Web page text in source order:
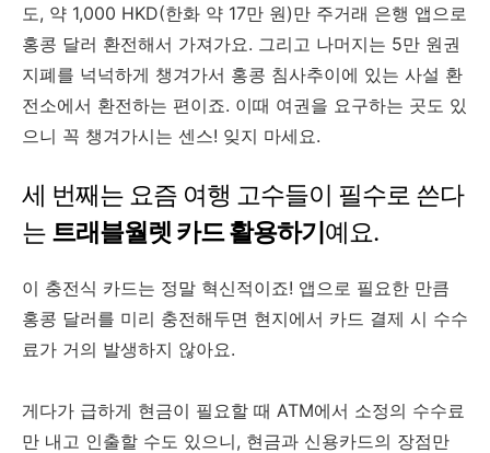
도, 약 1,000 HKD(한화 약 17만 원)만 주거래 은행 앱으로
홍콩 달러 환전해서 가져가요. 그리고 나머지는 5만 원권
지폐를 넉넉하게 챙겨가서 홍콩 침사추이에 있는 사설 환
전소에서 환전하는 편이죠. 이때 여권을 요구하는 곳도 있
으니 꼭 챙겨가시는 센스! 잊지 마세요.
세 번째는 요즘 여행 고수들이 필수로 쓴다
는 트래블월렛 카드 활용하기 예요.
이 충전식 카드는 정말 혁신적이죠! 앱으로 필요한 만큼
홍콩 달러를 미리 충전해두면 현지에서 카드 결제 시 수수
료가 거의 발생하지 않아요.
게다가 급하게 현금이 필요할 때 ATM에서 소정의 수수료
만 내고 인출할 수도 있으니, 현금과 신용카드의 장점만